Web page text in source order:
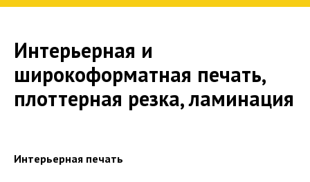
Интерьерная и
широкоформатная печать,
плоттерная резка, ламинация
Интерьерная печать